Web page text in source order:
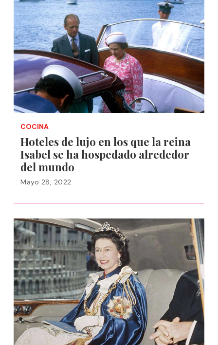
COCINA
Hoteles de lujo en los que la reina
Isabel se ha hospedado alrededor
del mundo
Mayo 28, 2022